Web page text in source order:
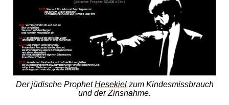
Der jüdische ProphetHesekielzum Kindesmissbrauch
und der Zinsnahme.